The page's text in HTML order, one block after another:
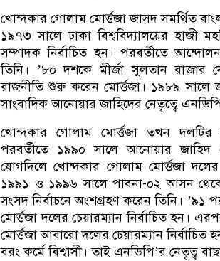
খোন্দকার গোলাম মোর্ত্তজা জাসদ সমর্থিত
১৯৭৩ সালে ঢাকা বিশ্ববিদ্যালয়ের হাজী
সম্পাদক নির্বাচিত হন। পরবর্তীতে
তিনি। ’৮০ দশকে মীর্জা সুলতান রাজার
রাজনীতি শুরু করেন মোর্ত্তজা। ১৯৮৯
সাংবাদিক আনোয়ার জাহিদের নেতৃত্বে এনডিপি
খোন্দকার গোলাম মোর্ত্তজা তখন দলটির
পরবর্তীতে ১৯৯০ সালে আনোয়ার
যোগদিলে খোন্দকার গোলাম মোর্ত্তজা
১৯৯১ ও ১৯৯৬ সালে পাবনা-০২ আসন থেকে
সংসদ নির্বাচনে অংশগ্রহণ করেন তিনি। ’৯১
মোর্ত্তজা দলের চেয়ারম্যান নির্বাচিত হন।
মোর্ত্তজা আবারো দলের চেয়ারম্যান নির্বাচিত
বরং কর্মে বিশ্বাসী। তাই এনডিপি’র নেতৃত্ব